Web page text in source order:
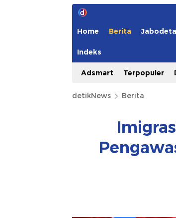
Home Berita
Indeks
Adsmart Terpopuler
detikNews Berita